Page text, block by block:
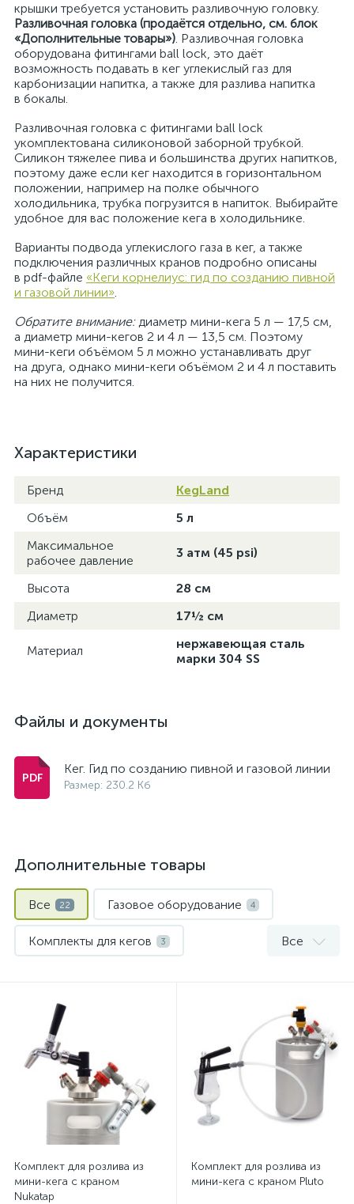
крышки требуется установить разливочную головку.
Разливочная головка (продаётся отдельно, см. блок
«Дополнительные товары»). Разливочная головка
оборудована фитингами ball lock, это даёт
возможность подавать в кег углекислый газ для
карбонизации напитка, а также для разлива напитка
в бокалы.
Разливочная головка с фитингами ball lock
укомплектована силиконовой заборной трубкой.
Силикон тяжелее пива и большинства других напитков,
поэтому даже если кег находится в горизонтальном
положении, например на полке обычного
холодильника, трубка погрузится в напиток. Выбирайте
удобное для вас положение кега в холодильнике.
Варианты подвода углекислого газа в кег, а также
подключения различных кранов подробно описаны
в pdf-файле «Кеги корнелиус: гид по созданию пивной
и газовой линии».
Обратите внимание:диаметр мини-кега 5 л — 17,5 см,
а диаметр мини-кегов 2 и 4 л — 13,5 см. Поэтому
мини-кеги объёмом 5 л можно устанавливать друг
на друга, однако мини-кеги объёмом 2 и 4 л поставить
на них не получится.
Характеристики
Бренд
KegLand
Объём
5 л
Максимальное
рабочее давление
3 атм (45 psi)
Высота
28 см
Диаметр
17½ см
Материал
нержавеющая сталь
марки 304 SS
Файлы и документы
Кег. Гид по созданию пивной и газовой линии
Размер: 230.2 Кб
Дополнительные товары
Все 22 Газовое оборудование 4
Комплекты для кегов 3
Мини-кеги Пивные краны и колонны 6
Все
Комплект для розлива из
мини-кега с краном
Nukatap
Комплект для розлива из
мини-кега с краном Pluto